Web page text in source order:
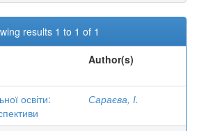
results 1 to 1 of 1
Author(s)
освіти:
Сараєва, І.